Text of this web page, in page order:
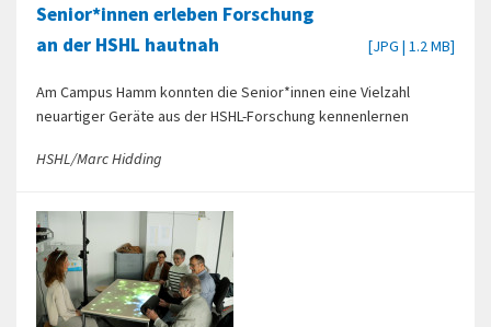
Senior*innen erleben Forschung
an der HSHL hautnah
[JPG | 1.2 MB]
Am Campus Hamm konnten die Senior*innen eine Vielzahl
neuartiger Geräte aus der HSHL-Forschung kennenlernen
HSHL/Marc Hidding